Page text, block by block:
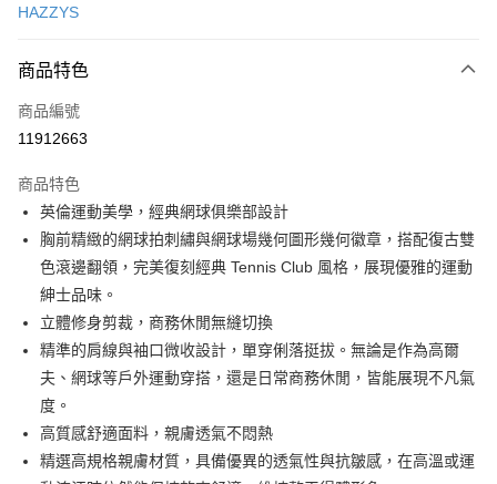
LINE Pay
Apple Pay
悠遊付
大哥付你分期
相關說明
【大哥付你分期使用說明】
1.本服務由台灣大哥大提供，台灣大哥大用戶可立即使用無須另外申請。
2.付款方式選擇「大哥付你分期」，訂單成立後會自動跳轉到大哥付的交易
流程，驗證手機門號後，選擇欲分期的期數、繳款截止日，確認付款後即完
成交易。
3.實際核准額度、可分期數及費用金額請依後續交易確認頁面所載為準。
4.訂單成立30分鐘內，如未前往確認交易或遇審核未通過，訂單將自動取
消。如遇「轉專審核」未通過狀況，表示未達大哥付你分期系統評分，恕無
【繳款方式說明】
AFTEE先享後付
相關說明
【關於「AFTEE先享後付」】
AFTEE先享後付是「在收到商品之後才付款」的支付方式。 讓您購物簡單
便利好安心！
１．簡單：不需註冊會員、不需綁卡、不需儲值。
２．便利：只要手機號碼，簡訊認證，即可結帳。
３．安心：先確認商品／服務後，再付款。
ATM付款
運送方式
全家取貨付款
HAZZYS
商品特色
商品編號
11912663
商品特色
英倫運動美學，經典網球俱樂部設計
胸前精緻的網球拍刺繡與網球場幾何圖形幾何徽章，搭配復古雙
色滾邊翻領，完美復刻經典 Tennis Club 風格，展現優雅的運動
紳士品味。
立體修身剪裁，商務休閒無縫切換
精準的肩線與袖口微收設計，單穿俐落挺拔。無論是作為高爾
夫、網球等戶外運動穿搭，還是日常商務休閒，皆能展現不凡氣
度。
高質感舒適面料，親膚透氣不悶熱
精選高規格親膚材質，具備優異的透氣性與抗皺感，在高溫或運